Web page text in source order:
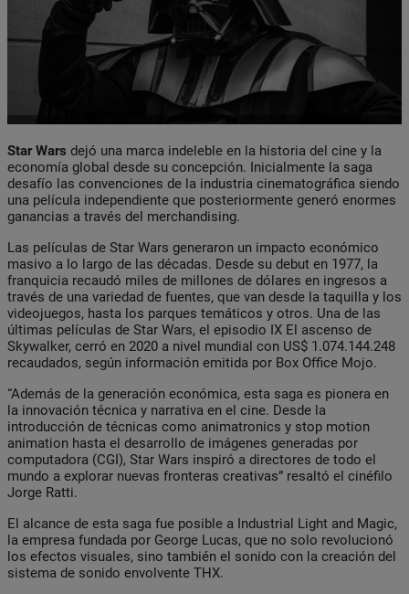
Star Wars dejó una marca indeleble en la historia del cine y la
economía global desde su concepción. Inicialmente la saga
desafío las convenciones de la industria cinematográfica siendo
una película independiente que posteriormente generó enormes
ganancias a través del merchandising.
Las películas de Star Wars generaron un impacto económico
masivo a lo largo de las décadas. Desde su debut en 1977, la
franquicia recaudó miles de millones de dólares en ingresos a
través de una variedad de fuentes, que van desde la taquilla y los
videojuegos, hasta los parques temáticos y otros. Una de las
últimas películas de Star Wars, el episodio IX El ascenso de
Skywalker, cerró en 2020 a nivel mundial con US$ 1.074.144.248
recaudados, según información emitida por Box Office Mojo.
“Además de la generación económica, esta saga es pionera en
la innovación técnica y narrativa en el cine. Desde la
introducción de técnicas como animatronics y stop motion
animation hasta el desarrollo de imágenes generadas por
computadora (CGI), Star Wars inspiró a directores de todo el
mundo a explorar nuevas fronteras creativas” resaltó el cinéfilo
Jorge Ratti.
El alcance de esta saga fue posible a Industrial Light and Magic,
la empresa fundada por George Lucas, que no solo revolucionó
los efectos visuales, sino también el sonido con la creación del
sistema de sonido envolvente THX.